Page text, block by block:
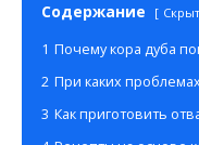
Содержание
1 Почему кора дуба
2 При каких
3 Как приготовить